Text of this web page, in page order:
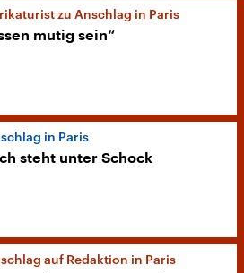
zu Anschlag in Paris
mutig sein“
in Paris
steht unter Schock
auf Redaktion in Paris